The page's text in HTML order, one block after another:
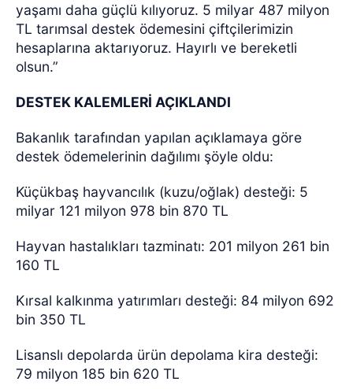
yaşamı daha güçlü kılıyoruz. 5 milyar 487 milyon
TL tarımsal destek ödemesini çiftçilerimizin
hesaplarına aktarıyoruz. Hayırlı ve bereketli
olsun.”
DESTEK KALEMLERİ AÇIKLANDI
Bakanlık tarafından yapılan açıklamaya göre
destek ödemelerinin dağılımı şöyle oldu:
Küçükbaş hayvancılık (kuzu/oğlak) desteği: 5
milyar 121 milyon 978 bin 870 TL
Hayvan hastalıkları tazminatı: 201 milyon 261 bin
160 TL
Kırsal kalkınma yatırımları desteği: 84 milyon 692
bin 350 TL
Lisanslı depolarda ürün depolama kira desteği:
79 milyon 185 bin 620 TL